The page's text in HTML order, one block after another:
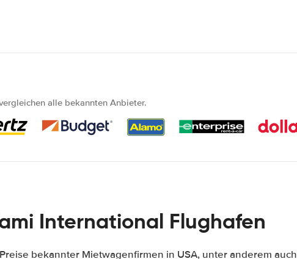
alle bekannten Anbieter.
International Flughafen
bekannter Mietwagenfirmen in USA, unter anderem auch